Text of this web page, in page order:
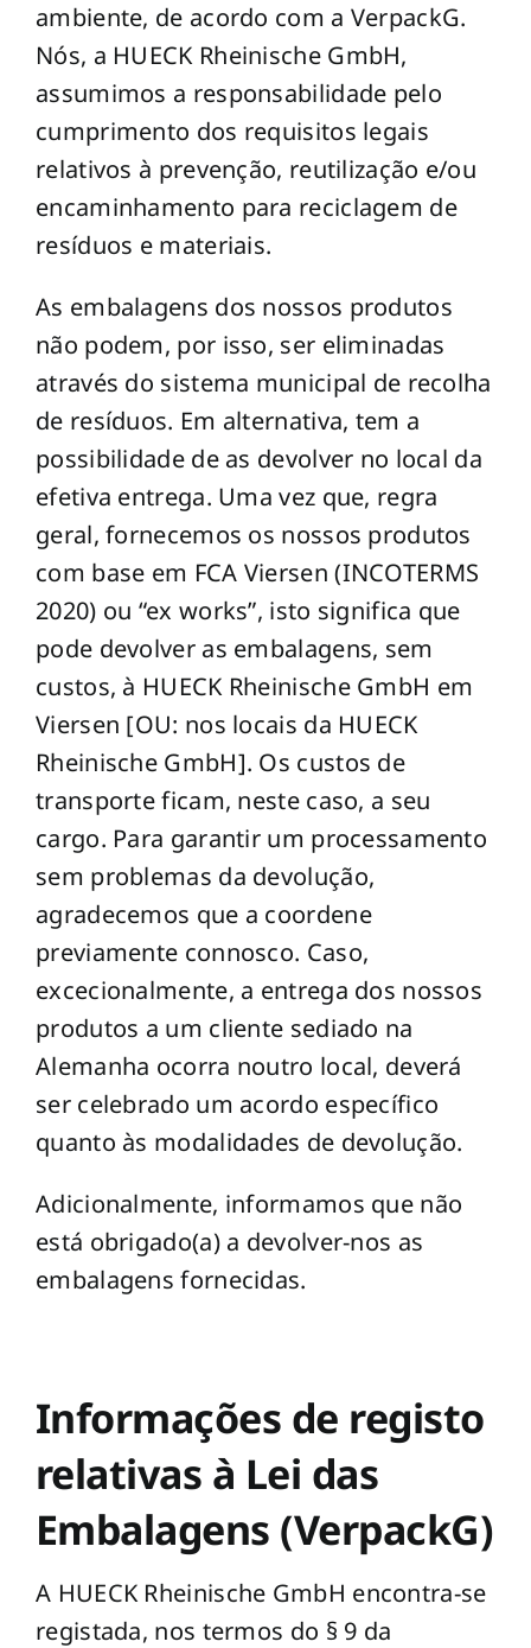
ambiente, de acordo com a VerpackG.
Nós, a HUECK Rheinische GmbH,
assumimos a responsabilidade pelo
cumprimento dos requisitos legais
relativos à prevenção, reutilização e/ou
encaminhamento para reciclagem de
resíduos e materiais.
As embalagens dos nossos produtos
não podem, por isso, ser eliminadas
através do sistema municipal de recolha
de resíduos. Em alternativa, tem a
possibilidade de as devolver no local da
efetiva entrega. Uma vez que, regra
geral, fornecemos os nossos produtos
com base em FCA Viersen (INCOTERMS
2020) ou “ex works”, isto significa que
pode devolver as embalagens, sem
custos, à HUECK Rheinische GmbH em
Viersen [OU: nos locais da HUECK
Rheinische GmbH]. Os custos de
transporte ficam, neste caso, a seu
cargo. Para garantir um processamento
sem problemas da devolução,
agradecemos que a coordene
previamente connosco. Caso,
excecionalmente, a entrega dos nossos
produtos a um cliente sediado na
Alemanha ocorra noutro local, deverá
ser celebrado um acordo específico
quanto às modalidades de devolução.
Adicionalmente, informamos que não
está obrigado(a) a devolver-nos as
embalagens fornecidas.
Informações de registo
relativas à Lei das
Embalagens (VerpackG)
A HUECK Rheinische GmbH encontra-se
registada, nos termos do § 9 da